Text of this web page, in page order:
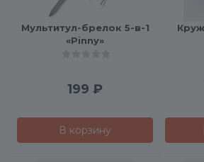
Мультитул-брелок 5-в-1
«Pinny»
199 ₽
В корзину